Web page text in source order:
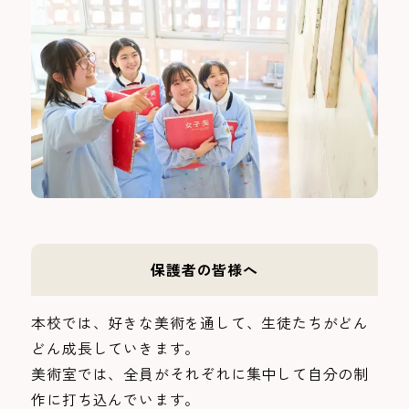
保護者の皆様へ
本校では、好きな美術を通して、生徒たちがどん
どん成長していきます。
美術室では、全員がそれぞれに集中して自分の制
作に打ち込んでいます。